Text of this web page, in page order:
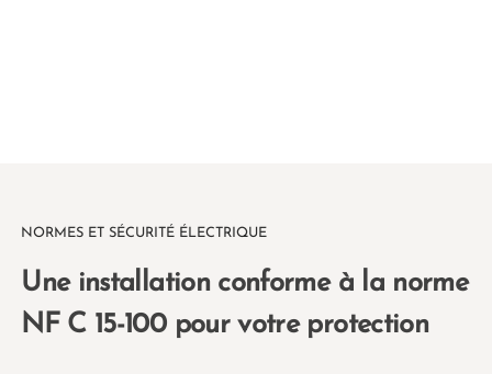
NORMES ET SÉCURITÉ ÉLECTRIQUE
Une installation conforme à la norme
NF C 15-100 pour votre protection